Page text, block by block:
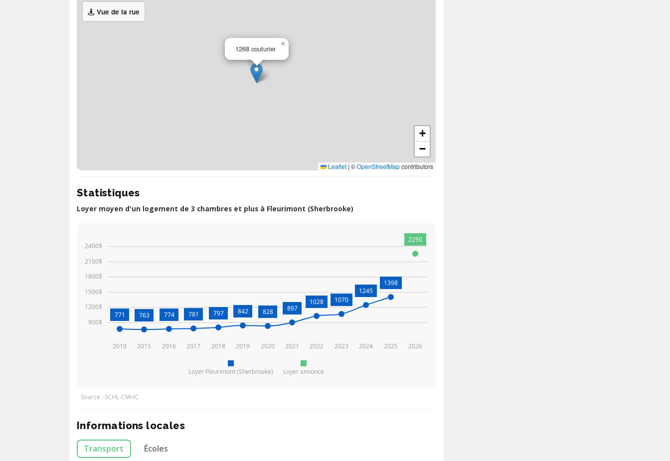
Vue de la rue
1268 couturier
×
+
−
Leaflet | ©OpenStreetMapcontributors
Statistiques
Loyer moyen d'un logement de 3 chambres et plus à Fleurimont (Sherbrooke)
Loyer Fleurimont (Sherbrooke) Loyer annonce
2010 2015 2016 2017 2018 2019 2020 2021 2022 2023 2024 2025 2026
900$
1200$
1500$
1800$
2100$
2400$
771 763 774 781 797 842 828 897
1028 1070
1245
1398
2250
Source : SCHL-CMHC
Informations locales
Transport Écoles